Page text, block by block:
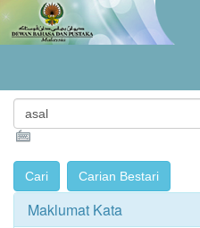
Maklumat Kata